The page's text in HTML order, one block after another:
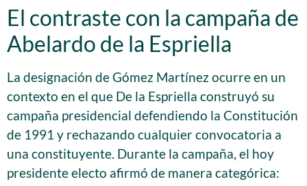
El contraste con la campaña de
Abelardo de la Espriella
La designación de Gómez Martínez ocurre en un
contexto en el que De la Espriella construyó su
campaña presidencial defendiendo la Constitución
de 1991 y rechazando cualquier convocatoria a
una constituyente. Durante la campaña, el hoy
presidente electo afirmó de manera categórica: